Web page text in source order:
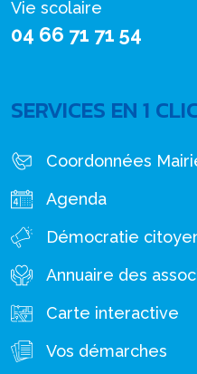
Vie scolaire
04 66 71 71 54
SERVICES EN 1
Coordonnées
Agenda
Démocratie
Annuaire des
Carte interactive
Vos démarches